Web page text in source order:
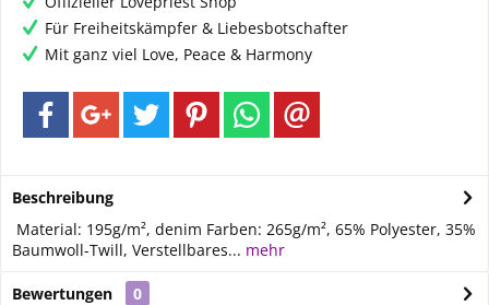
Für Freiheitskämpfer & Liebesbotschafter
Mit ganz viel Love, Peace & Harmony
Beschreibung
Material: 195g/m², denim Farben: 265g/m², 65% Polyester, 35%
Baumwoll-Twill, Verstellbares... mehr
Bewertungen
0